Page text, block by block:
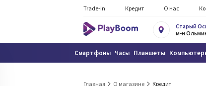
Trade-in Кредит О нас
Старый
м-н
Смартфоны Часы Планшеты
Главная О магазине Кредит